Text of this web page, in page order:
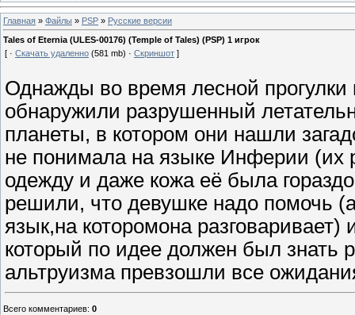
Главная » Файлы » PSP » Русские версии
Tales of Eternia (ULES-00176) (Temple of Tales) (PSP) 1 игрок
[ · Скачать удаленно (581 mb) · Скриншот ]
Однажды во время лесной прогулки
обнаружили разрушенный
планеты, в котором они нашли
не понимала на языке Инферии (их
одежду и даже кожа её была
решили, что девушке надо помочь
язык,на которомона разговаривает)
который по идее должен был знать
альтруизма превзошли все
Всего комментариев: 0